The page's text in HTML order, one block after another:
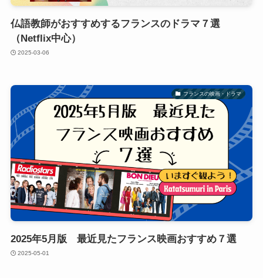
仏語教師がおすすめするフランスのドラマ７選
（Netflix中心）
2025-03-06
フランスの映画・ドラマ
2025年5月版 最近見たフランス映画おすすめ７選
2025-05-01